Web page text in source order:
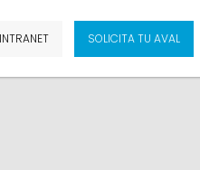
INTRANET SOLICITA TU AVAL